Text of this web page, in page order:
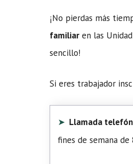
¡No pierdas más
familiar en las
sencillo!
Si eres trabajador
Llamada
fines de semana de